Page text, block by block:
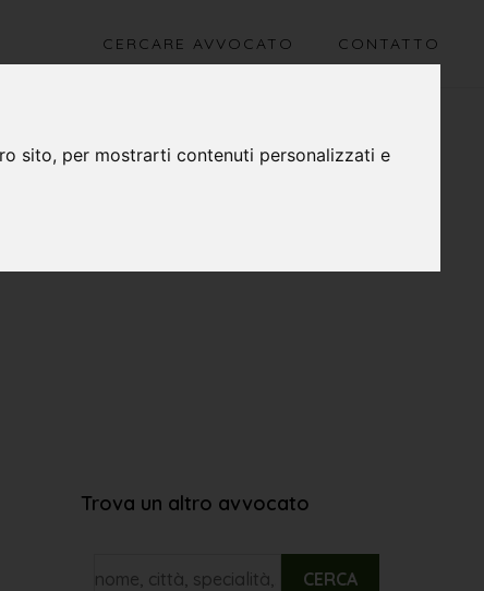
sito, per mostrarti contenuti personalizzati e
CERCARE AVVOCATO CONTATTO
Trova un altro avvocato
CERCA